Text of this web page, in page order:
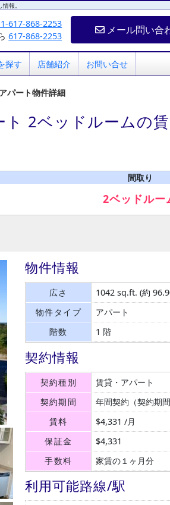
報。
617-868-2253
617-868-2253 メール問い合
探す 店舗紹介 お問い合せ
パート物件詳細
2ベッドルームの
間取り
2ベッドルー
物件情報
広さ 1042 sq.ft. (約
物件タイプ
アパート
階数
1 階
契約情報
契約種別
賃貸・アパート
契約期間
年間契約（契約期
賃料
$4,331 /月
保証金
$4,331
手数料
家賃の１ヶ月分
利用可能路線/駅